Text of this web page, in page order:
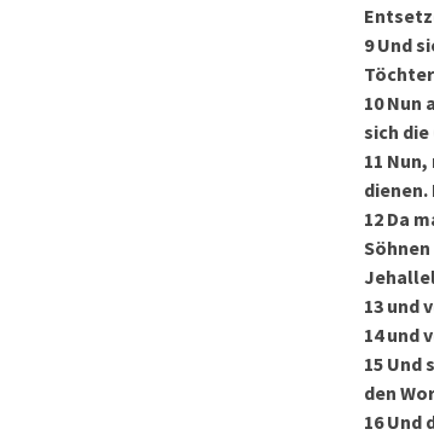
9Und
10Nun
sich
11 Nun,
12 Da
13 und
14und
15 Und
den
16Und